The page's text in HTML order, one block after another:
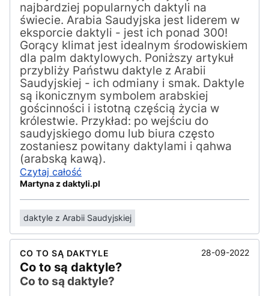
najbardziej popularnych daktyli na
świecie. Arabia Saudyjska jest liderem w
eksporcie daktyli - jest ich ponad 300!
Gorący klimat jest idealnym środowiskiem
dla palm daktylowych. Poniższy artykuł
przybliży Państwu daktyle z Arabii
Saudyjskiej - ich odmiany i smak. Daktyle
są ikonicznym symbolem arabskiej
gościnności i istotną częścią życia w
królestwie. Przykład: po wejściu do
saudyjskiego domu lub biura często
zostaniesz powitany daktylami i qahwa
(arabską kawą).
Czytaj całość
Martyna z daktyli.pl
daktyle z Arabii Saudyjskiej
CO TO SĄ DAKTYLE 28-09-2022
Co to są daktyle?
Co to są daktyle?